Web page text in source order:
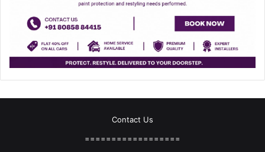
Contact Us
==================